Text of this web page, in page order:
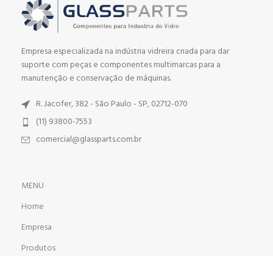
Empresa especializada na indústria vidreira criada para dar
suporte com peças e componentes multimarcas para a
manutenção e conservação de máquinas.
R. Jacofer, 382 - São Paulo - SP, 02712-070
(11) 93800-7553
comercial@glassparts.com.br
MENU
Home
Empresa
Produtos